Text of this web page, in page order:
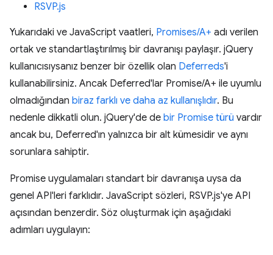
RSVP.js
Yukarıdaki ve JavaScript vaatleri, Promises/A+ adı verilen
ortak ve standartlaştırılmış bir davranışı paylaşır. jQuery
kullanıcısıysanız benzer bir özellik olan Deferreds'i
kullanabilirsiniz. Ancak Deferred'lar Promise/A+ ile uyumlu
olmadığından biraz farklı ve daha az kullanışlıdır. Bu
nedenle dikkatli olun. jQuery'de de bir Promise türü vardır
ancak bu, Deferred'ın yalnızca bir alt kümesidir ve aynı
sorunlara sahiptir.
Promise uygulamaları standart bir davranışa uysa da
genel API'leri farklıdır. JavaScript sözleri, RSVP.js'ye API
açısından benzerdir. Söz oluşturmak için aşağıdaki
adımları uygulayın: